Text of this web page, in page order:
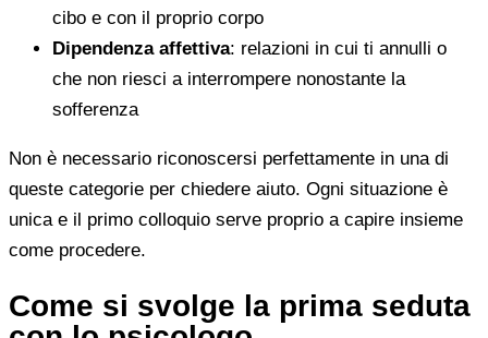
cibo e con il proprio corpo
Dipendenza affettiva: relazioni in cui ti annulli o
che non riesci a interrompere nonostante la
sofferenza
Non è necessario riconoscersi perfettamente in una di
queste categorie per chiedere aiuto. Ogni situazione è
unica e il primo colloquio serve proprio a capire insieme
come procedere.
Come si svolge la prima seduta